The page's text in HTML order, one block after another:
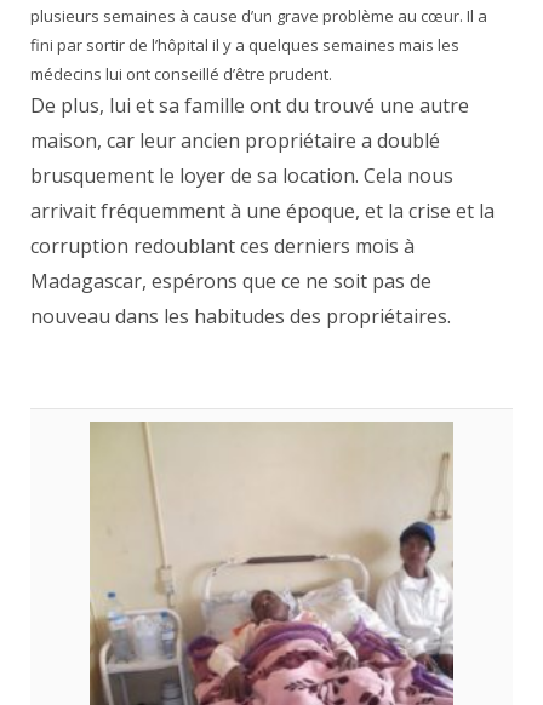
plusieurs semaines à cause d’un grave problème au cœur. Il a
fini par sortir de l’hôpital il y a quelques semaines mais les
médecins lui ont conseillé d’être prudent.
De plus, lui et sa famille ont du trouvé une autre
maison, car leur ancien propriétaire a doublé
brusquement le loyer de sa location. Cela nous
arrivait fréquemment à une époque, et la crise et la
corruption redoublant ces derniers mois à
Madagascar, espérons que ce ne soit pas de
nouveau dans les habitudes des propriétaires.